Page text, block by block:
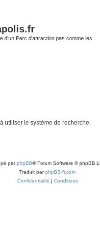
d'un Parc d'attraction pas comme les
utiliser le système de recherche.
parphpBB® Forum Software © phpBB
Traduit parphpBB-fr.com
Confidentialité | Conditions